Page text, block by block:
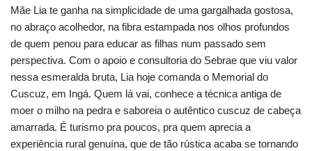
Mãe Lia te ganha na simplicidade de uma gargalhada gostosa,
no abraço acolhedor, na fibra estampada nos olhos profundos
de quem penou para educar as filhas num passado sem
perspectiva. Com o apoio e consultoria do Sebrae que viu valor
nessa esmeralda bruta, Lia hoje comanda o Memorial do
Cuscuz, em Ingá. Quem lá vai, conhece a técnica antiga de
moer o milho na pedra e saboreia o autêntico cuscuz de cabeça
amarrada. É turismo pra poucos, pra quem aprecia a
experiência rural genuína, que de tão rústica acaba se tornando